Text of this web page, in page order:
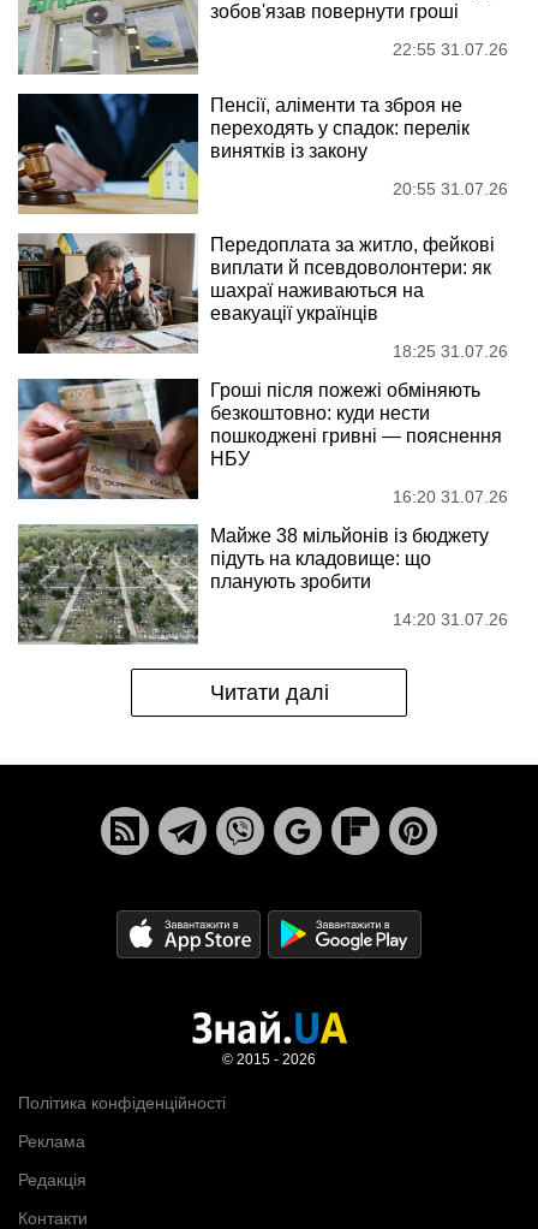
зобов'язав повернути гроші
22:55 31.07.26
Пенсії, аліменти та зброя не
переходять у спадок: перелік
винятків із закону
20:55 31.07.26
Передоплата за житло, фейкові
виплати й псевдоволонтери: як
шахраї наживаються на
евакуації українців
18:25 31.07.26
Гроші після пожежі обміняють
безкоштовно: куди нести
пошкоджені гривні — пояснення
НБУ
16:20 31.07.26
Майже 38 мільйонів із бюджету
підуть на кладовище: що
планують зробити
14:20 31.07.26
Читати далі
Політика конфіденційності
Реклама
Редакція
Контакти
© 2015 - 2026